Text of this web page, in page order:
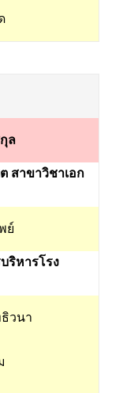
ล
สาขาวิชาเอก
ย์
ริหารโรง
วนา